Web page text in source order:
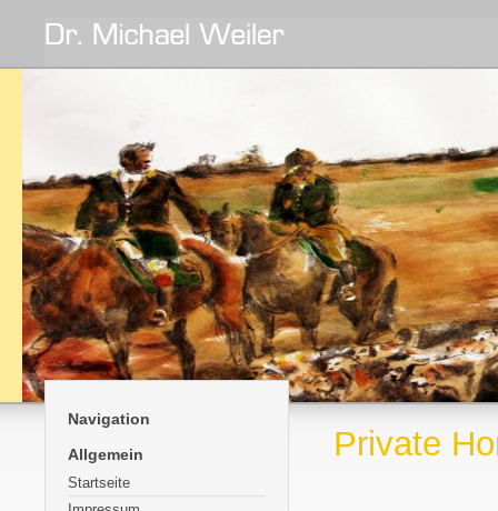
Navigation
Allgemein
Startseite
Private